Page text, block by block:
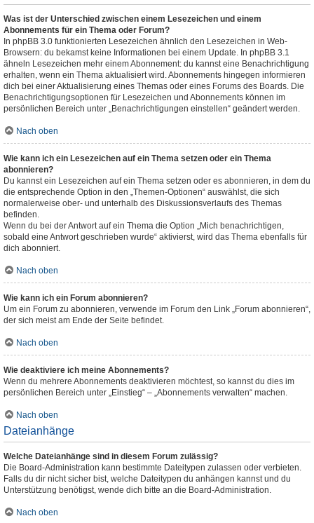
Was ist der Unterschied zwischen einem Lesezeichen und einem
Abonnements für ein Thema oder Forum?
In phpBB 3.0 funktionierten Lesezeichen ähnlich den Lesezeichen in Web-
Browsern: du bekamst keine Informationen bei einem Update. In phpBB 3.1
ähneln Lesezeichen mehr einem Abonnement: du kannst eine Benachrichtigung
erhalten, wenn ein Thema aktualisiert wird. Abonnements hingegen informieren
dich bei einer Aktualisierung eines Themas oder eines Forums des Boards. Die
Benachrichtigungsoptionen für Lesezeichen und Abonnements können im
persönlichen Bereich unter „Benachrichtigungen einstellen“ geändert werden.
Nach oben
Wie kann ich ein Lesezeichen auf ein Thema setzen oder ein Thema
abonnieren?
Du kannst ein Lesezeichen auf ein Thema setzen oder es abonnieren, in dem du
die entsprechende Option in den „Themen-Optionen“ auswählst, die sich
normalerweise ober- und unterhalb des Diskussionsverlaufs des Themas
befinden.
Wenn du bei der Antwort auf ein Thema die Option „Mich benachrichtigen,
sobald eine Antwort geschrieben wurde“ aktivierst, wird das Thema ebenfalls für
dich abonniert.
Nach oben
Wie kann ich ein Forum abonnieren?
Um ein Forum zu abonnieren, verwende im Forum den Link „Forum abonnieren“,
der sich meist am Ende der Seite befindet.
Nach oben
Wie deaktiviere ich meine Abonnements?
Wenn du mehrere Abonnements deaktivieren möchtest, so kannst du dies im
persönlichen Bereich unter „Einstieg“ – „Abonnements verwalten“ machen.
Nach oben
Dateianhänge
Welche Dateianhänge sind in diesem Forum zulässig?
Die Board-Administration kann bestimmte Dateitypen zulassen oder verbieten.
Falls du dir nicht sicher bist, welche Dateitypen du anhängen kannst und du
Unterstützung benötigst, wende dich bitte an die Board-Administration.
Nach oben